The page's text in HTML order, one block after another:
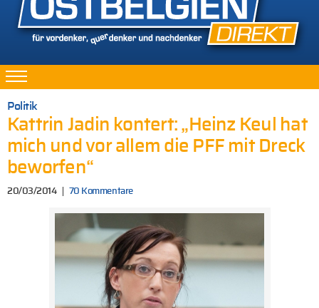
Politik
Kattrin Jadin kontert: „Heinz Keul hat
mich und vor allem die PFF mit Dreck
beworfen“
20/03/2014 70 Kommentare